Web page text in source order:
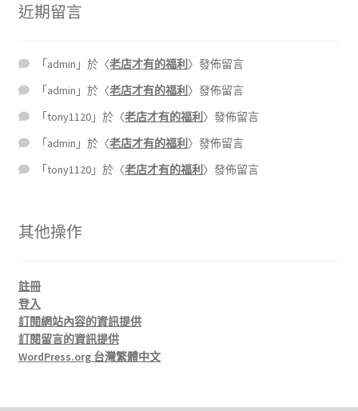
近期留言
「 admin 」於〈老店才有的福利 〉發佈留言
「 admin 」於〈老店才有的福利 〉發佈留言
「tony1120 」於〈老店才有的福利 〉發佈留言
「 admin 」於〈老店才有的福利 〉發佈留言
「tony1120 」於〈老店才有的福利 〉發佈留言
其他操作
註冊
登入
訂閱網站內容的資訊提供
訂閱留言的資訊提供
WordPress.org 台灣繁體中文